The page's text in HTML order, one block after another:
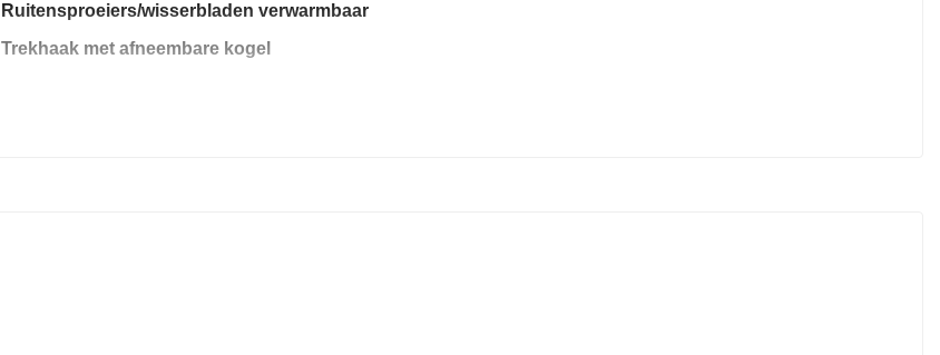
Ruitensproeiers/wisserbladen verwarmbaar
Trekhaak met afneembare kogel